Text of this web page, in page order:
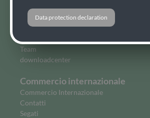
Azienda
A proposito di noi
Team
downloadcenter
Commercio internazionale
Commercio Internazionale
Contatti
Segati
Data protection declaration